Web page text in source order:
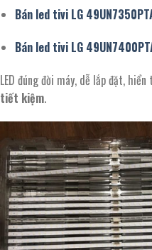
Bán led tivi LG
Bán led tivi LG
LED đúng đời máy, dễ lắp đặt,
tiết kiệm.